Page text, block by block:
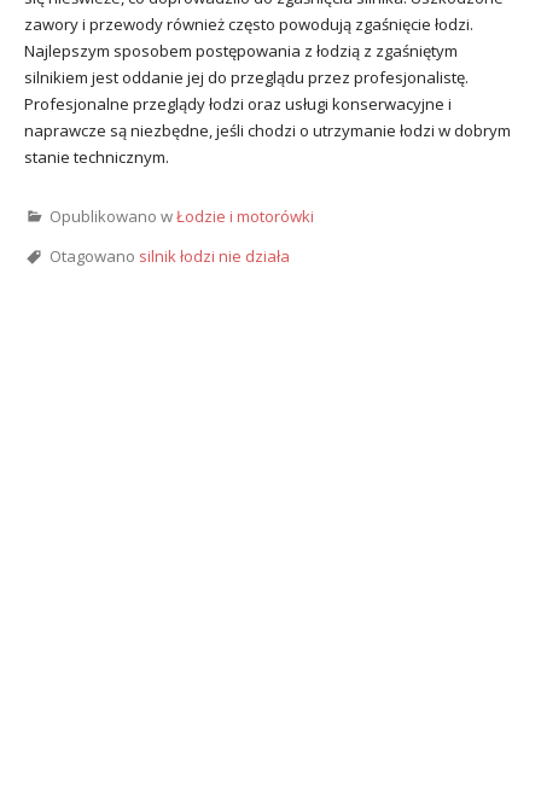
zawory i przewody również często powodują zgaśnięcie łodzi.
Najlepszym sposobem postępowania z łodzią z zgaśniętym
silnikiem jest oddanie jej do przeglądu przez profesjonalistę.
Profesjonalne przeglądy łodzi oraz usługi konserwacyjne i
naprawcze są niezbędne, jeśli chodzi o utrzymanie łodzi w dobrym
stanie technicznym.
Opublikowano wŁodzie i motorówki
Otagowano silnik łodzi nie działa